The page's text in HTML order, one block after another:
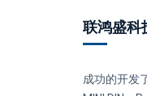
联鸿盛科
成功的开发